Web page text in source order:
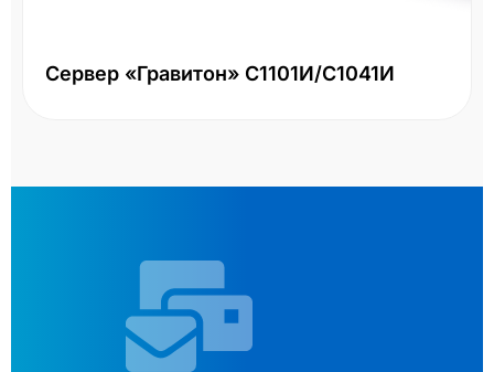
Сервер «Гравитон» С1101И/С1041И